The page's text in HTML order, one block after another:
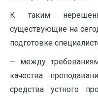
К таким
существующие на
подготовке
— между
качества
средства устного